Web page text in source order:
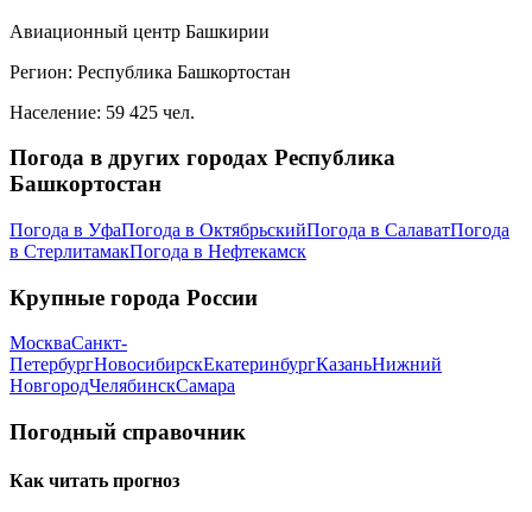
Авиационный центр Башкирии
Регион: Республика Башкортостан
Население: 59 425 чел.
Погода в других городах Республика
Башкортостан
Погода в УфаПогода в ОктябрьскийПогода в СалаватПогода
в СтерлитамакПогода в Нефтекамск
Крупные города России
МоскваСанкт-
ПетербургНовосибирскЕкатеринбургКазаньНижний
НовгородЧелябинскСамара
Погодный справочник
Как читать прогноз